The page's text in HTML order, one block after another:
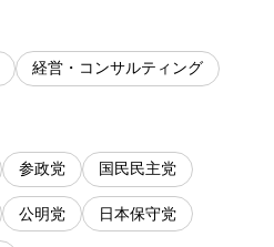
経営・コンサルティング
参政党 国民民主党
公明党 日本保守党